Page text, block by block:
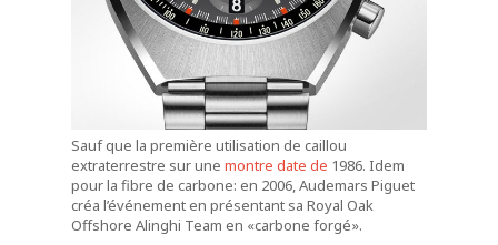
Sauf que la première utilisation de caillou
extraterrestre sur une montre date de 1986. Idem
pour la fibre de carbone: en 2006, Audemars Piguet
créa l’événement en présentant sa Royal Oak
Offshore Alinghi Team en «carbone forgé».